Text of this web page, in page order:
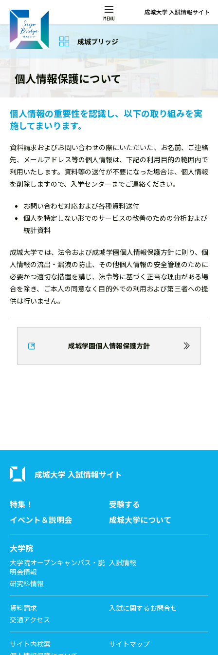
成城ブリッジ
個人情報保護について
個人情報の重要性を認識し、以下の取り組みを実
施してまいります。
資料請求およびお問い合わせの際にいただいた、お名前、ご連絡
先、メールアドレス等の個人情報は、下記の利用目的の範囲内で
利用いたします。資料等の送付が不要になった場合は、個人情報
を削除しますので、入学センターまでご連絡ください。
お問い合わせ対応および各種資料送付
個人を特定しない形でのサービスの改善のための分析および
統計資料
成城大学では、法令および成城学園個人情報保護方針に則り、個
人情報の流出・漏洩の防止、その他個人情報の安全管理のために
必要かつ適切な措置を講じ、法令等に基づく正当な理由がある場
合を除き、ご本人の同意なく目的外での利用および第三者への提
供は行いません。
成城学園個人情報保護方針
成城大学 入試情報サイト
特集！
受験する
イベント＆説明会
成城大学について
大学院
大学院オープンキャンパス・説
明会情報
入試情報
研究科情報
資料請求
入試に関するお問合せ
交通アクセス
サイト内検索
サイトマップ